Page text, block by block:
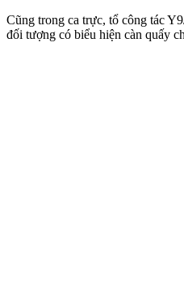
Cũng trong ca trực, tổ công tác
đối tượng có biểu hiện càn quấy